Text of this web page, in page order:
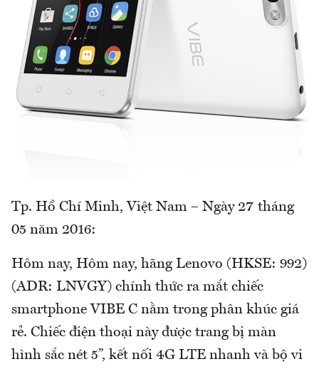
Tp. Hồ Chí Minh, Việt Nam – Ngày 27 tháng
05 năm 2016:
Hôm nay, Hôm nay, hãng Lenovo (HKSE: 992)
(ADR: LNVGY) chính thức ra mắt chiếc
smartphone VIBE C nằm trong phân khúc giá
rẻ. Chiếc điện thoại này được trang bị màn
hình sắc nét 5”, kết nối 4G LTE nhanh và bộ vi